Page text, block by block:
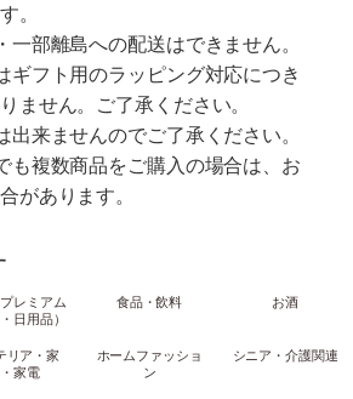
。
部離島への配送はできません。
ギフト用のラッピング対応につき
ません。ご了承ください。
来ませんのでご了承ください。
も複数商品をご購入の場合は、お
があります。
レミアム
日用品）
食品・飲料 お酒
リア・家
家電
ホームファッショ
ン
シニア・介護関連